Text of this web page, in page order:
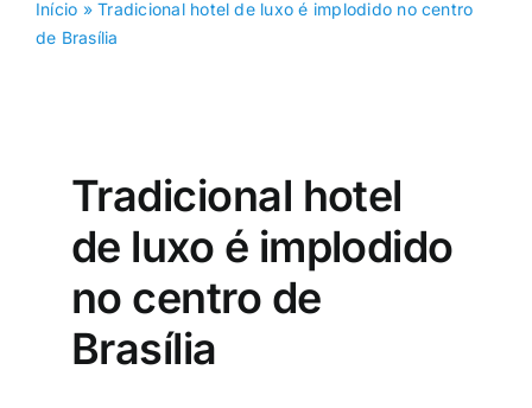
Início »Tradicional hotel de luxo é implodido no centro
de Brasília
Tradicional hotel
de luxo é implodido
no centro de
Brasília